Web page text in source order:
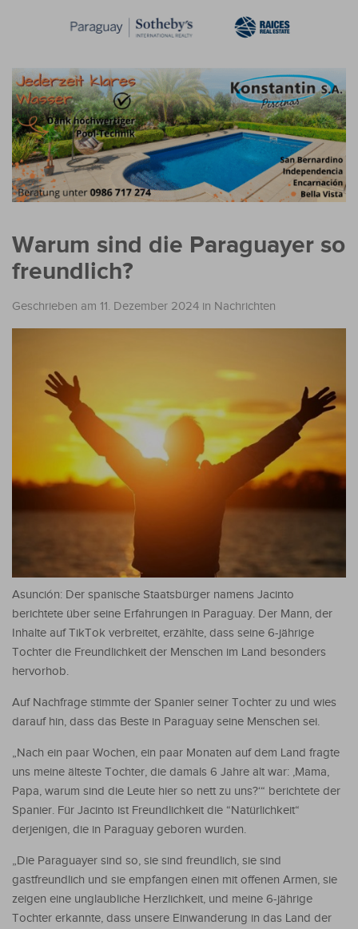
Warum sind die Paraguayer so
freundlich?
Geschrieben am 11. Dezember 2024 in Nachrichten
Asunción: Der spanische Staatsbürger namens Jacinto
berichtete über seine Erfahrungen in Paraguay. Der Mann, der
Inhalte auf TikTok verbreitet, erzählte, dass seine 6-jährige
Tochter die Freundlichkeit der Menschen im Land besonders
hervorhob.
Auf Nachfrage stimmte der Spanier seiner Tochter zu und wies
darauf hin, dass das Beste in Paraguay seine Menschen sei.
„Nach ein paar Wochen, ein paar Monaten auf dem Land fragte
uns meine älteste Tochter, die damals 6 Jahre alt war: ‚Mama,
Papa, warum sind die Leute hier so nett zu uns?‘“ berichtete der
Spanier. Für Jacinto ist Freundlichkeit die “Natürlichkeit“
derjenigen, die in Paraguay geboren wurden.
„Die Paraguayer sind so, sie sind freundlich, sie sind
gastfreundlich und sie empfangen einen mit offenen Armen, sie
zeigen eine unglaubliche Herzlichkeit, und meine 6-jährige
Tochter erkannte, dass unsere Einwanderung in das Land der